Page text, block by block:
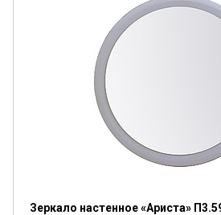
Я ознакомлен с
обработки
согласен на их
Зеркало настенное «Ариста»